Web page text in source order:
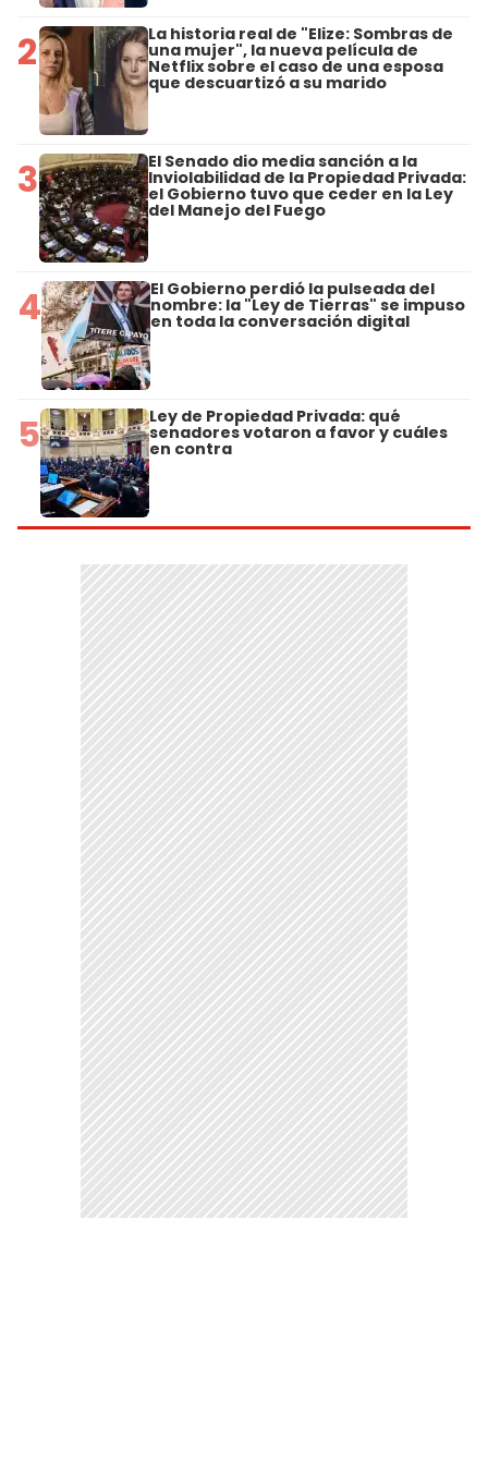
2 La historia real de "Elize: Sombras de
una mujer", la nueva película de
Netflix sobre el caso de una esposa
que descuartizó a su marido
3 El Senado dio media sanción a la
Inviolabilidad de la Propiedad Privada:
el Gobierno tuvo que ceder en la Ley
del Manejo del Fuego
4 El Gobierno perdió la pulseada del
nombre: la "Ley de Tierras" se impuso
en toda la conversación digital
5 Ley de Propiedad Privada: qué
senadores votaron a favor y cuáles
en contra